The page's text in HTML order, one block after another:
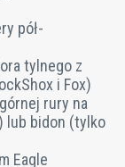
pół-
tylnego z
i Fox)
rury na
lub bidon (tylko
Eagle